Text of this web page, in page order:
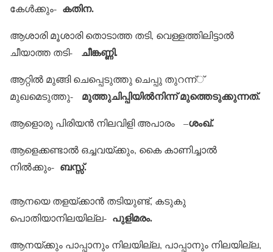
കേള്‍ക്കും- കതിന.
ആശാരി മൂശാരി തൊടാത്ത തടി, വെള്ളത്തിലിട്ടാല്‍
ചീയാത്ത തടി- ചീങ്കണ്ണി.
ആറ്റില്‍ മുങ്ങി ചെപ്പെടുത്തു ചെപ്പു തുറന്ന്്
മുഖമെടുത്തു- മുത്തുചിപ്പിയില്‍നിന്ന് മുത്തെടുക്കുന്നത്.
ആളൊരു പിരിയന്‍ നിലവിളി അപാരം –ശംഖ്.
ആളെക്കണ്ടാല്‍ ഒച്ചവയ്ക്കും, കൈ കാണിച്ചാല്‍
നില്‍ക്കും- ബസ്സ്.
ആനയെ തളയ്ക്കാന്‍ തടിയുണ്ട്, കടുകു
പൊതിയാനിലയില്ല- പുളിമരം.
ആനയ്ക്കും പാപ്പാനും നിലയില്ല, പാപ്പാനും നിലയില്ല,